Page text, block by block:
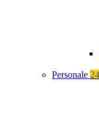
Personale